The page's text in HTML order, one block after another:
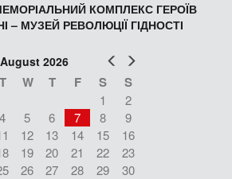
КОМПЛЕКС ГЕРОЇВ
– МУЗЕЙ РЕВОЛЮЦІЇ ГІДНОСТІ
Prev
August 2026
T W T F S S
1
2
4 5 6 7 8
9
12 13 14 15
16
19 20 21 22
23
26 27 28 29
30